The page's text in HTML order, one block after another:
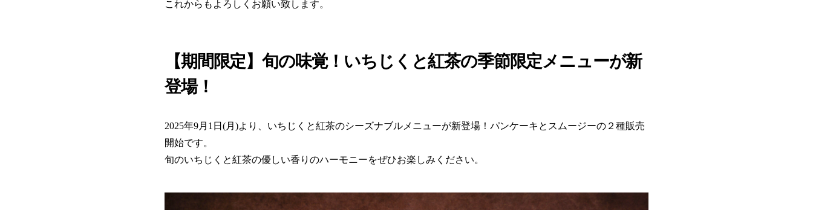
これからもよろしくお願い致します。
【期間限定】旬の味覚！いちじくと紅茶の季節限定メニューが新
登場！
2025年9月1日(月)より、いちじくと紅茶のシーズナブルメニューが新登場！パンケーキとスムージーの２種販売
開始です。
旬のいちじくと紅茶の優しい香りのハーモニーをぜひお楽しみください。